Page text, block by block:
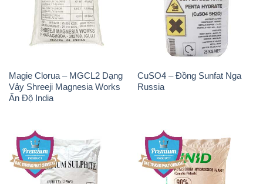
Magie Clorua – MGCL2 Dạng
Vảy Shreeji Magnesia Works
Ấn Độ India
CuSO4 – Đồng Sunfat Nga
Russia